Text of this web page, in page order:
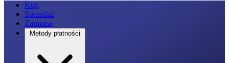
Kup
Sprzedaż
Zamiana
Metody płatności